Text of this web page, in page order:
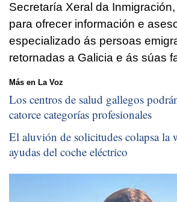
Secretaría Xeral da
para ofrecer información e
especializado ás persoas
retornadas a Galicia e ás súas
Más en La Voz
Los centros de salud gallegos
catorce categorías profesionales
El aluvión de solicitudes colapsa la
ayudas del coche eléctrico